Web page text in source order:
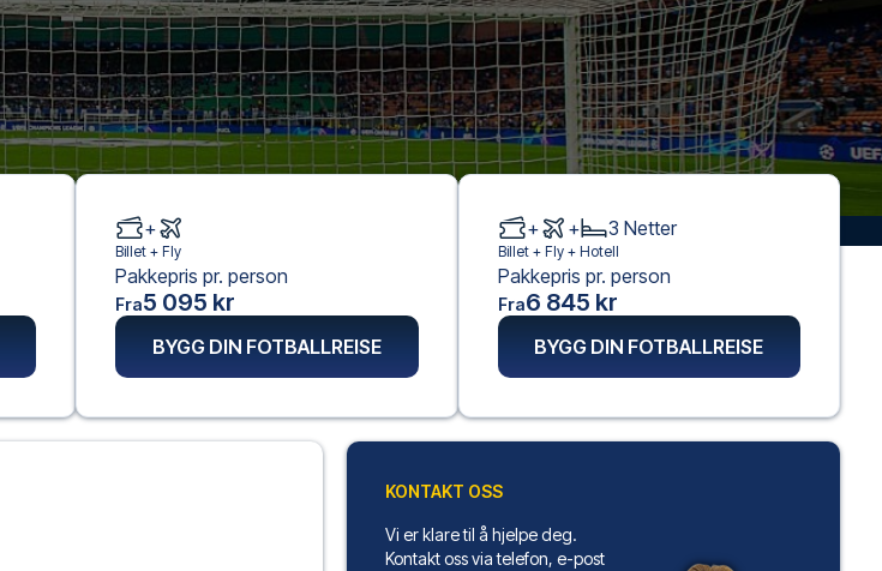
+
Billet + Fly
Pakkepris pr. person
Fra5 095 kr
BYGG DIN FOTBALLREISE
+ + 3 Netter
Billet + Fly+ Hotell
Pakkepris pr. person
Fra6 845 kr
BYGG DIN FOTBALLREISE
KONTAKT OSS
Vi er klare til å hjelpe deg.
Kontakt oss via telefon, e-post